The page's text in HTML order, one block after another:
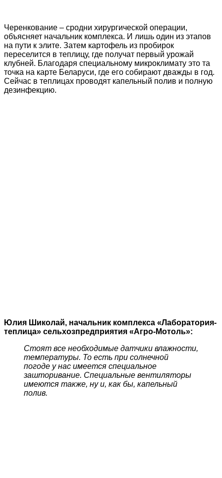
Черенкование – сродни хирургической операции,
объясняет начальник комплекса. И лишь один из этапов
на пути к элите. Затем картофель из пробирок
переселится в теплицу, где получат первый урожай
клубней. Благодаря специальному микроклимату это та
точка на карте Беларуси, где его собирают дважды в год.
Сейчас в теплицах проводят капельный полив и полную
дезинфекцию.
Юлия Ш иколай, начальник комплекса «Лаборатория-
теплица» сельхозпредприятия «Агро-Мотоль»:
Стоят все необходимые датчики влажности,
температуры. То есть при солнечной
погоде у нас имеется специальное
зашторивание. Специальные вентиляторы
имеются также, нуи, как бы, капельный
полив.